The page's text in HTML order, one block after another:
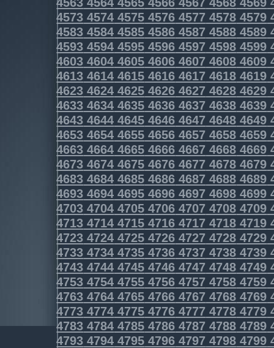
4573 4574 4575 4576 4577 4578 4579
4583 4584 4585 4586 4587 4588 4589
4593 4594 4595 4596 4597 4598 4599
4603 4604 4605 4606 4607 4608 4609
4613 4614 4615 4616 4617 4618 4619
4623 4624 4625 4626 4627 4628 4629
4633 4634 4635 4636 4637 4638 4639
4643 4644 4645 4646 4647 4648 4649
4653 4654 4655 4656 4657 4658 4659
4663 4664 4665 4666 4667 4668 4669
4673 4674 4675 4676 4677 4678 4679
4683 4684 4685 4686 4687 4688 4689
4693 4694 4695 4696 4697 4698 4699
4703 4704 4705 4706 4707 4708 4709
4713 4714 4715 4716 4717 4718 4719
4723 4724 4725 4726 4727 4728 4729
4733 4734 4735 4736 4737 4738 4739
4743 4744 4745 4746 4747 4748 4749
4753 4754 4755 4756 4757 4758 4759
4763 4764 4765 4766 4767 4768 4769
4773 4774 4775 4776 4777 4778 4779
4783 4784 4785 4786 4787 4788 4789
4793 4794 4795 4796 4797 4798 4799